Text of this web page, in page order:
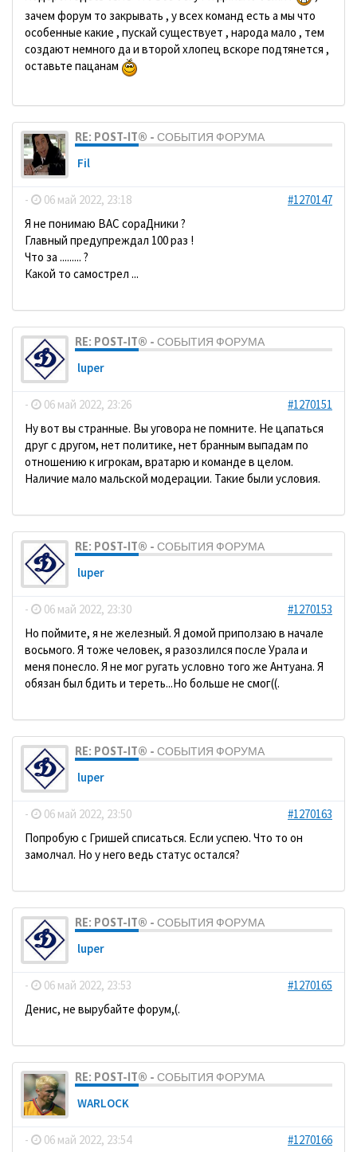
зачем форум то закрывать , у всех команд есть а мы что
особенные какие , пускай существует , народа мало , тем
создают немного да и второй хлопец вскоре подтянется ,
оставьте пацанам
RE: POST-IT® - СОБЫТИЯ ФОРУМА
Fil
- 06 май 2022, 23:18
#1270147
Я не понимаю ВАС сораДники ?
Главный предупреждал 100 раз !
Что за ......... ?
Какой то самострел ...
RE: POST-IT® - СОБЫТИЯ ФОРУМА
luper
- 06 май 2022, 23:26
#1270151
Ну вот вы странные. Вы уговора не помните. Не цапаться
друг с другом, нет политике, нет бранным выпадам по
отношению к игрокам, вратарю и команде в целом.
Наличие мало мальской модерации. Такие были условия.
RE: POST-IT® - СОБЫТИЯ ФОРУМА
luper
- 06 май 2022, 23:30
#1270153
Но поймите, я не железный. Я домой приползаю в начале
восьмого. Я тоже человек, я разозлился после Урала и
меня понесло. Я не мог ругать условно того же Антуана. Я
обязан был бдить и тереть...Но больше не смог((.
RE: POST-IT® - СОБЫТИЯ ФОРУМА
luper
- 06 май 2022, 23:50
#1270163
Попробую с Гришей списаться. Если успею. Что то он
замолчал. Но у него ведь статус остался?
RE: POST-IT® - СОБЫТИЯ ФОРУМА
luper
- 06 май 2022, 23:53
#1270165
Денис, не вырубайте форум,(.
RE: POST-IT® - СОБЫТИЯ ФОРУМА
WARLOCK
- 06 май 2022, 23:54
#1270166